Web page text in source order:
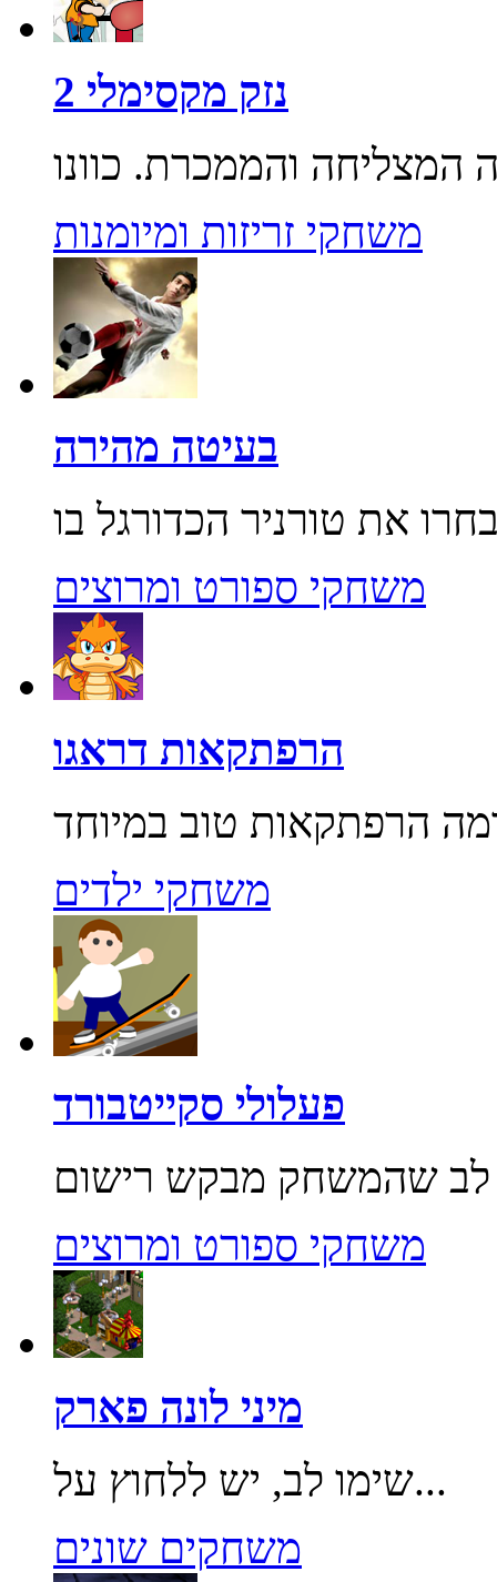
נזק מקסימלי 2
משחקי זריזות ומיומנות
בעיטה מהירה
משחקי ספורט ומרוצים
הרפתקאות דראגו
משחקי ילדים
פעלולי סקייטבורד
משחקי ספורט ומרוצים
מיני לונה פארק
שימו לב, יש ללחוץ על...
משחקים שונים